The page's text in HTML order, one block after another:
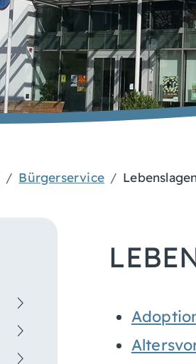
Bürgerservice